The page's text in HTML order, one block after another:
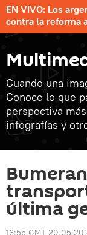
EN VIVO: Los
contra la reforma
Cuando una
Conoce lo que
perspectiva
infografías y
última
16:55 GMT